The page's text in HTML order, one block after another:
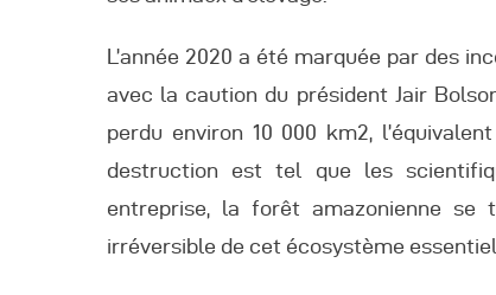
L’année 2020 a été marquée par des
avec la caution du président Jair
perdu environ 10 000 km2,
destruction est tel que les
entreprise, la forêt amazonienne se
irréversible de cet écosystème essentiel